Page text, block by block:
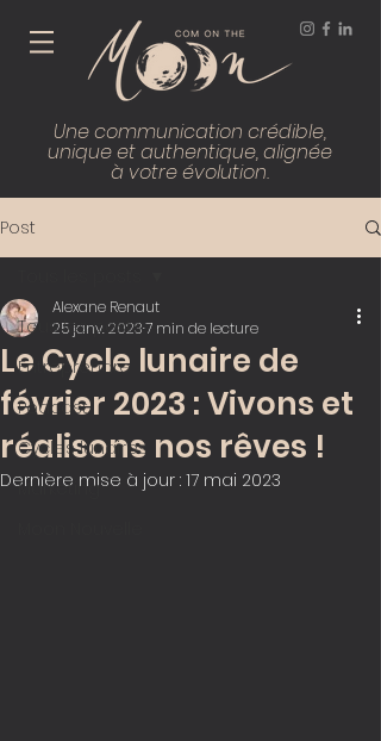
Une communication crédible,
unique et authentique, alignée
à votre évolution.
Post
Tous les posts
Entreprendre
Podcast
Cycles lunaires
Marketing
Le Cycle lunaire de
février 2023 : Vivons et
réalisons nos rêves !
Alexane Renaut
25 janv. 20237 min de lecture
Dernière mise à jour : 17 mai 2023